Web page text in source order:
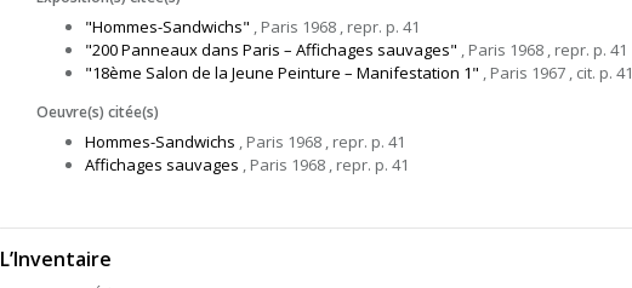
"Hommes-Sandwichs" , Paris 1968 , repr. p. 41
"200 Panneaux dans Paris – Affichages sauvages" , Paris 1968 , repr. p. 41
"18ème Salon de la Jeune Peinture – Manifestation 1" , Paris 1967 , cit. p. 41
Oeuvre(s) citée(s)
Hommes-Sandwichs , Paris 1968 , repr. p. 41
Affichages sauvages , Paris 1968 , repr. p. 41
L’Inventaire